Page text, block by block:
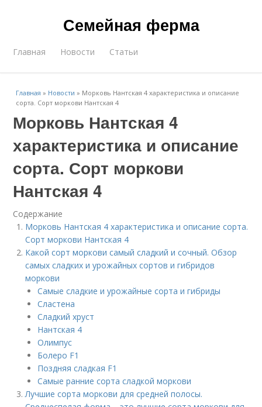
Семейная ферма
Главная Новости Статьи
Главная » Новости » Морковь Нантская 4 характеристика и описание
сорта. Сорт моркови Нантская 4
Морковь Нантская 4
характеристика и описание
сорта. Сорт моркови
Нантская 4
Содержание
Морковь Нантская 4 характеристика и описание сорта.
Сорт моркови Нантская 4
Какой сорт моркови самый сладкий и сочный. Обзор
самых сладких и урожайных сортов и гибридов
моркови
Самые сладкие и урожайные сорта и гибриды
Сластена
Сладкий хруст
Нантская 4
Олимпус
Болеро F1
Поздняя сладкая F1
Самые ранние сорта сладкой моркови
Лучшие сорта моркови для средней полосы.